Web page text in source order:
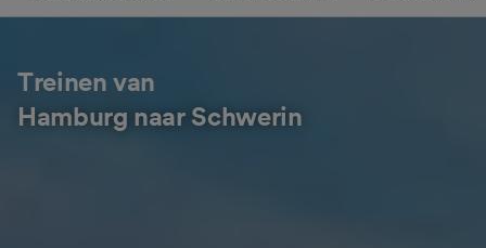
Treinen van
Hamburg naar Schwerin